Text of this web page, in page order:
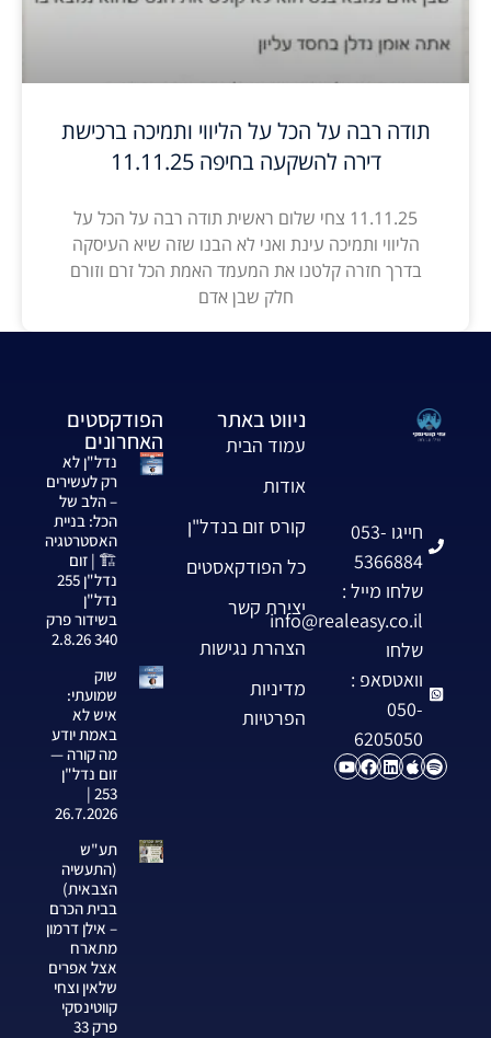
תודה רבה על הכל על הליווי ותמיכה ברכישת
דירה להשקעה בחיפה 11.11.25
11.11.25 צחי שלום ראשית תודה רבה על הכל על
הליווי ותמיכה עינת ואני לא הבנו שזה שיא העיסקה
בדרך חזרה קלטנו את המעמד האמת הכל זרם וזורם
חלק שבן אדם
חייגו 053-
5366884
שלחו מייל :
info@realeasy.co.il
שלחו
וואטסאפ :
050-
6205050
ניווט באתר
עמוד הבית
אודות
קורס זום בנדל"ן
כל הפודקאסטים
יצירת קשר
הצהרת נגישות
מדיניות
הפרטיות
הפודקסטים
האחרונים
נדל"ן לא
רק לעשירים
– הלב של
הכל: בניית
האסטרטגיה
🏗️ | זום
נדל"ן 255
נדל"ן
בשידור פרק
340 2.8.26
שוק
שמועתי:
איש לא
באמת יודע
מה קורה —
זום נדל"ן
253 |
26.7.2026
תע"ש
(התעשיה
הצבאית)
בבית הכרם
– אילן דרמון
מתארח
אצל אפרים
שלאין וצחי
קווטינסקי
פרק 33